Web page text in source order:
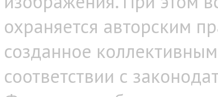
охраняется авторским
созданное
соответствии с